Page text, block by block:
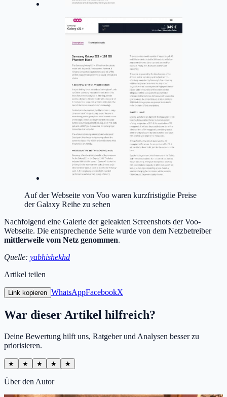
Auf der Webseite von Voo waren kurzfristigdie Preise
der Galaxy Reihe zu sehen
Nachfolgend eine Galerie der geleakten Screenshots der Voo-
Webseite. Die entsprechende Seite wurde von dem Netzbetreiber
mittlerweile vom Netz genommen.
Quelle: yabhishekhd
Artikel teilen
Link kopieren WhatsAppFacebookX
War dieser Artikel hilfreich?
Deine Bewertung hilft uns, Ratgeber und Analysen besser zu
priorisieren.
★ ★ ★ ★ ★
Über den Autor